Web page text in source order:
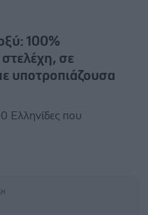
100%
σε
υποτροπιάζουσα
Ελληνίδες που